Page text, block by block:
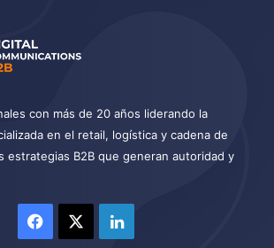
con más de 20 años liderando la
en el retail, logística y cadena de
estrategias B2B que generan autoridad y
Facebook LinkedIn